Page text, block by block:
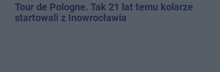
Tour de Pologne. Tak 21 lat temu kolarze
startowali z Inowrocławia